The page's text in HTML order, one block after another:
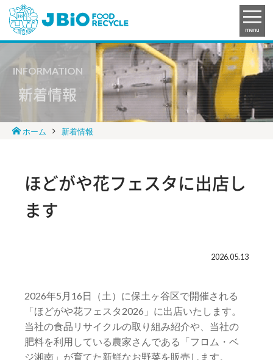
menu
INFORMATION
新着情報
ホーム 新着情報
ほどがや花フェスタに出店し
ます
2026.05.13
2026年5月16日（土）に保土ヶ谷区で開催される
「ほどがや花フェスタ2026」に出店いたします。
当社の食品リサイクルの取り組み紹介や、当社の
肥料を利用している農家さんである「フロム・ベ
ジ湘南」が育てた新鮮なお野菜を販売します。